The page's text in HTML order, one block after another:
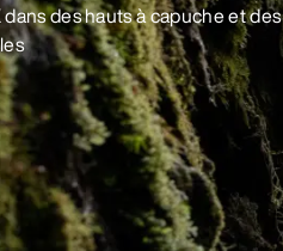
des hauts à capuche et des